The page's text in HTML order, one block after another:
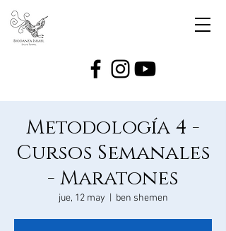
Metodología 4 -
Cursos Semanales
- Maratones
jue, 12 may ben shemen